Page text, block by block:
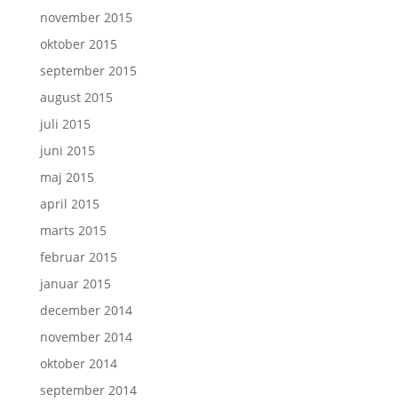
november 2015
oktober 2015
september 2015
august 2015
juli 2015
juni 2015
maj 2015
april 2015
marts 2015
februar 2015
januar 2015
december 2014
november 2014
oktober 2014
september 2014